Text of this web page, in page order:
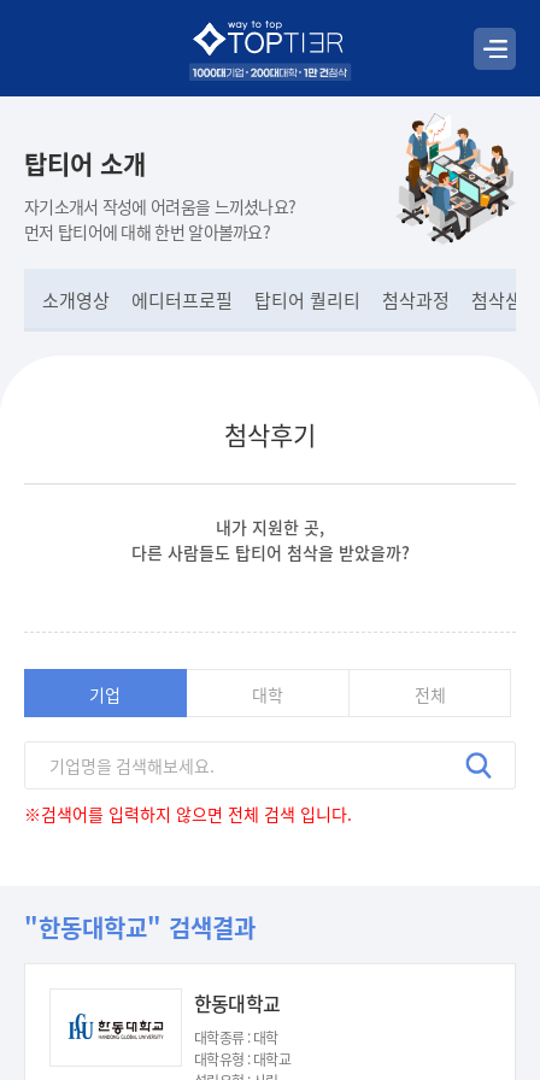
탑티어 소개
자기소개서 작성에 어려움을 느끼셨나요?
먼저 탑티어에 대해 한번 알아볼까요?
소개영상 에디터프로필 탑티어 퀄리티 첨삭과정 첨삭샘플
첨삭후기
내가 지원한 곳,
다른 사람들도 탑티어 첨삭을 받았을까?
기업 대학 전체
※검색어를 입력하지 않으면 전체 검색 입니다.
"한동대학교" 검색결과
한동대학교
대학종류 : 대학
대학유형 : 대학교